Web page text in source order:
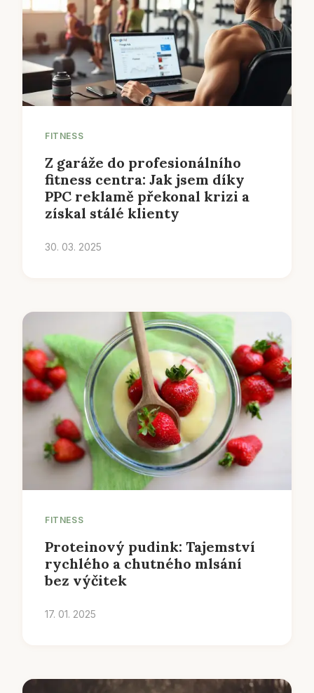
FITNESS
Z garáže do profesionálního
fitness centra: Jak jsem díky
PPC reklamě překonal krizi a
získal stálé klienty
30. 03. 2025
FITNESS
Proteinový pudink: Tajemství
rychlého a chutného mlsání
bez výčitek
17. 01. 2025